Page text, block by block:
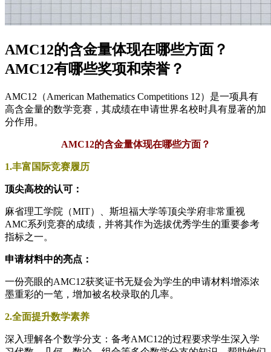
AMC12的含金量体现在哪些方面？
AMC12有哪些奖项和荣誉？
AMC12（American Mathematics Competitions 12）是一项具有
高含金量的数学竞赛，其成绩在申请世界名校时具有显著的加
分作用。
AMC12的含金量体现在哪些方面？
1.丰富国际竞赛履历
顶尖高校的认可：
麻省理工学院（MIT）、斯坦福大学等顶尖学府非常重视
AMC系列竞赛的成绩，并将其作为选拔优秀学生的重要参考
指标之一。
申请材料中的亮点：
一份亮眼的AMC12获奖证书无疑会为学生的申请材料增添浓
墨重彩的一笔，增加被名校录取的几率。
2.全面提升数学素养
深入理解各个数学分支：备考AMC12的过程要求学生深入学